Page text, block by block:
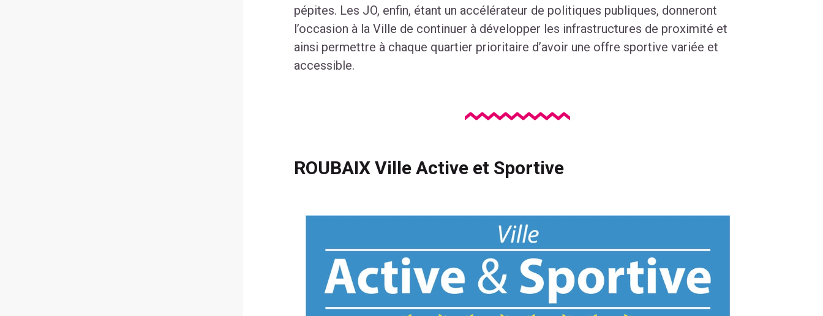
pépites. Les JO, enfin, étant un accélérateur de politiques publiques, donneront
l’occasion à la Ville de continuer à développer les infrastructures de proximité et
ainsi permettre à chaque quartier prioritaire d’avoir une offre sportive variée et
accessible.
ROUBAIX Ville Active et Sportive